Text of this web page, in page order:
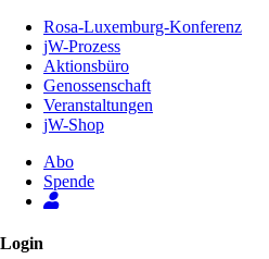
Inhalt
Seite
Rosa-Luxemburg-Konferenz
jW-Prozess
Aktionsbüro
Genossenschaft
Veranstaltungen
jW-Shop
Abo
Spende
Login